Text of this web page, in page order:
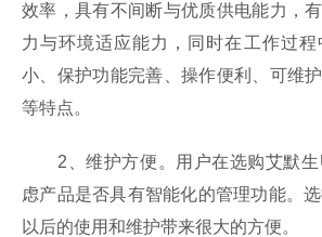
效率，具有不间断与优质供电能力，
力与环境适应能力，同时在工作过
小、保护功能完善、操作便利、可维
等特点。
2、维护方便。用户在选购艾默生
虑产品是否具有智能化的管理功能。
以后的使用和维护带来很大的方便。